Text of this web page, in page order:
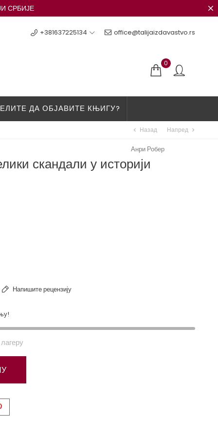
СРБИЈЕ
+381637225134 office@talijaizdavastvo.rs
0
ДА ОБЈАВИТЕ КЊИГУ?
chevron_left Назад Напред chevron_right
скандали у историји
Напишите рецензију
Анри Робер